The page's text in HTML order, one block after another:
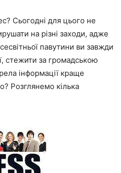
Сьогодні для цього не
на різні заходи, адже
павутини ви завжди
стежити за громадською
інформації краще
Розглянемо кілька